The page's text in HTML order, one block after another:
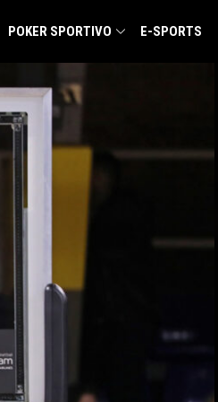
POKER SPORTIVO E-SPORTS